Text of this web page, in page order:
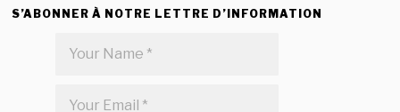
S’ABONNER À NOTRE LETTRE D’INFORMATION